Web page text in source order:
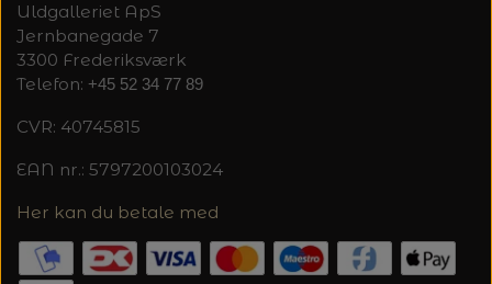
Uldgalleriet ApS
Jernbanegade 7
3300 Frederiksværk
Telefon: +45 52 34 77 89
CVR: 40745815
EAN nr.: 5797200103024
Her kan du betale med